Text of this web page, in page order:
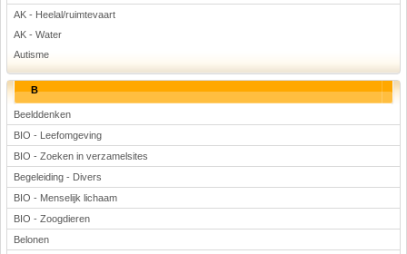
AK - Heelal/ruimtevaart
AK - Water
Autisme
B
Beelddenken
BIO - Leefomgeving
BIO - Zoeken in verzamelsites
Begeleiding - Divers
BIO - Menselijk lichaam
BIO - Zoogdieren
Belonen